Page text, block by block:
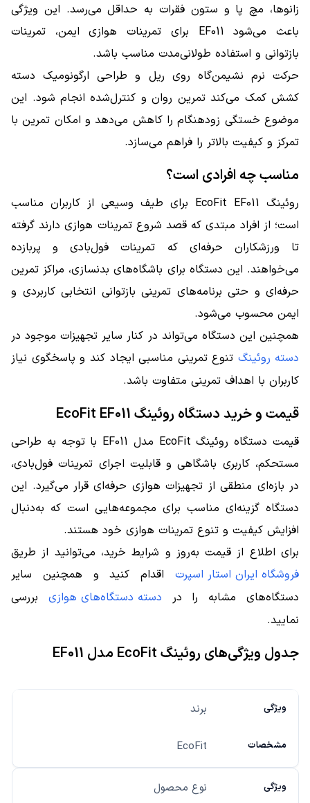
زانوها، مچ پا و ستون فقرات به حداقل می‌رسد. این ویژگی
باعث می‌شود EF011 برای تمرینات هوازی ایمن، تمرینات
بازتوانی و استفاده طولانی‌مدت مناسب باشد.
حرکت نرم نشیمن‌گاه روی ریل و طراحی ارگونومیک دسته
کشش کمک می‌کند تمرین روان و کنترل‌شده انجام شود. این
موضوع خستگی زودهنگام را کاهش می‌دهد و امکان تمرین با
تمرکز و کیفیت بالاتر را فراهم می‌سازد.
مناسب چه افرادی است؟
روئینگ EcoFit EF011 برای طیف وسیعی از کاربران مناسب
است؛ از افراد مبتدی که قصد شروع تمرینات هوازی دارند گرفته
تا ورزشکاران حرفه‌ای که تمرینات فول‌بادی و پربازده
می‌خواهند. این دستگاه برای باشگاه‌های بدنسازی، مراکز تمرین
حرفه‌ای و حتی برنامه‌های تمرینی بازتوانی انتخابی کاربردی و
ایمن محسوب می‌شود.
همچنین این دستگاه می‌تواند در کنار سایر تجهیزات موجود در
دسته روئینگ تنوع تمرینی مناسبی ایجاد کند و پاسخگوی نیاز
کاربران با اهداف تمرینی متفاوت باشد.
قیمت و خرید دستگاه روئینگ EcoFit EF011
قیمت دستگاه روئینگ EcoFit مدل EF011 با توجه به طراحی
مستحکم، کاربری باشگاهی و قابلیت اجرای تمرینات فول‌بادی،
در بازه‌ای منطقی از تجهیزات هوازی حرفه‌ای قرار می‌گیرد. این
دستگاه گزینه‌ای مناسب برای مجموعه‌هایی است که به‌دنبال
افزایش کیفیت و تنوع تمرینات هوازی خود هستند.
برای اطلاع از قیمت به‌روز و شرایط خرید، می‌توانید از طریق
فروشگاه ایران استار اسپرت اقدام کنید و همچنین سایر
دستگاه‌های مشابه را در دسته دستگاه‌های هوازی بررسی
نمایید.
جدول ویژگی‌های روئینگ EcoFit مدل EF011
برند
EcoFit
نوع محصول